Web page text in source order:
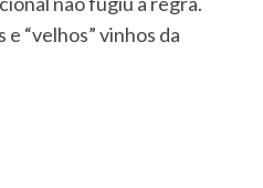
“velhos” vinhos da